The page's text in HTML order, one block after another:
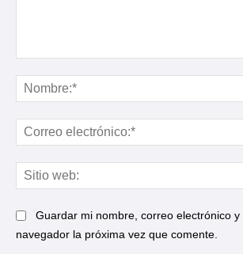
Guardar mi nombre, correo electrónico
navegador la próxima vez que comente.